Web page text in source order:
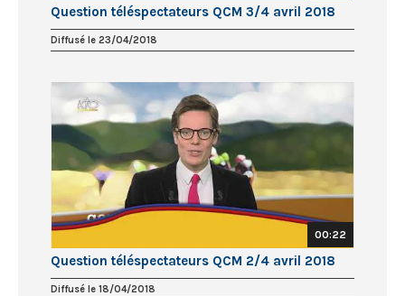
Question téléspectateurs QCM 3/4 avril 2018
Diffusé le 23/04/2018
00:22
Question téléspectateurs QCM 2/4 avril 2018
Diffusé le 18/04/2018